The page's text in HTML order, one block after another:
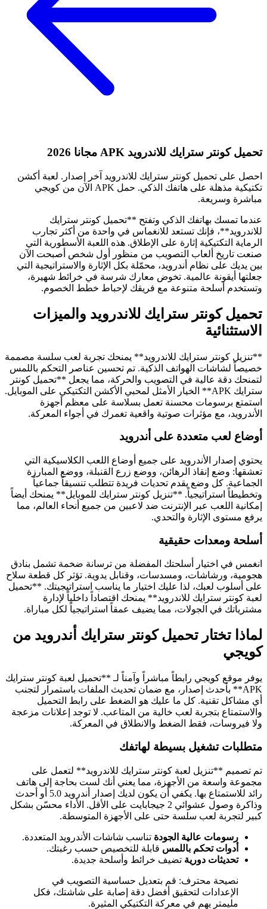
تحميل كونتر سترايك للاندرويد APK مجانا 2026
احصل على تحميل كونتر سترايك للاندرويد آخر إصدار. لعبة أكشن
تكتيكية مذهلة على هاتفك الذكي. حمل APK الآن من كويجي
مباشرة وسريعة.
عندما تمسك بهاتفك الذكي وتفتح **تحميل كونتر سترايك
للاندرويد**، فإنك تستعد للانغماس في واحدة من أكثر تجارب
الرماية التكتيكية إثارة على الإطلاق. هذه اللعبة الأسطورية التي
صنعت تاريخ ألعاب التصويب من منظور أول شخص أصبحت الآن
بين يديك على نظام أندرويد، محمّلة بكل الإثارة والاستراتيجية التي
جعلتها أيقونة عالمية. تخوض معارك شرسة في خرائط شهيرة،
وتستخدم أسلحة متنوعة مع فريقك لإحباط خطط الخصوم.
تحميل كونتر سترايك للاندرويد والميزات
الاستثنائية
**تنزيل كونتر سترايك للاندرويد** يمنحك تجربة لعب سلسة مصممة
خصيصاً لشاشات الهواتف الذكية. تم تحسين عناصر التحكم باللمس
لتمنحك دقة عالية في التصويب والحركة، مما يجعل **تحميل كونتر
سترايك APK** الخيار الأمثل لمحبي الأكشن التكتيكي على الموبايل.
استمتع برسومات محسنة تعمل بسلاسة على معظم أجهزة
الأندرويد، مع مؤثرات صوتية واقعية تغمرك في أجواء المعركة.
أوضاع لعب متعددة على أندرويد
يحتوي إصدار الأندرويد على جميع أوضاع اللعب الكلاسيكية التي
تعشقها: وضع إنقاذ الرهائن، ووضع زرع القنبلة، ووضع المبارزة
الجماعية. كل وضع يقدم تحديات فريدة تتطلب تنسيقاً جماعياً
وتخطيطاً استراتيجياً. **تنزيل كونتر سترايك للموبايل** يمنحك أيضاً
إمكانية اللعب عبر الإنترنت ضد لاعبين من جميع أنحاء العالم، مما
يرفع مستوى الإثارة والتحدي.
أسلحة ومعدات حقيقية
انغمس في اختيار أسلحتك المفضلة من ترسانة ضخمة تشمل بنادق
هجومية، ورشاشات، ومسدسات، وقنابل يدوية. تؤثر كل قطعة سلاح
على أسلوب لعبك، لذا عليك اختيار ما يناسب استراتيجيتك. **تحميل
لعبة كونتر سترايك للاندرويد** يمنحك اقتصاداً داخلياً لإدارة
مشترياتك في الجولات، مما يضيف عمقاً استراتيجياً لكل مباراة.
لماذا تختار تحميل كونتر سترايك أندرويد من
كويجي
يوفر موقع كويجي رابطاً مباشراً وآمناً لـ **تحميل لعبة كونتر سترايك
APK** بأحدث إصدار، مع ضمان تحديث الملفات باستمرار لتجنب
أي مشاكل تقنية. كل ما عليك هو الضغط على رابط التحميل
والاستمتاع بتجربة لعب خالية من المتاعب. لا توجد إعلانات مزعجة
ولا فيروسات، فقط الضغط والانطلاق في المعركة.
متطلبات تشغيل بسيطة لهاتفك
تم تصميم **تنزيل لعبة كونتر سترايك للاندرويد** لتعمل على
مجموعة واسعة من الأجهزة، مما يعني أنك لست بحاجة إلى هاتف
رائد للاستمتاع بها. يكفي أن يكون لديك إصدار أندرويد 5.0 أو أحدث
وذاكرة وصول عشوائي 2 جيجابايت على الأقل. الأداء محسّن بشكل
كبير لتجربة لعب سلسة حتى على الأجهزة المتوسطة.
رسومات عالية الجودة تناسب شاشات الأندرويد المتعددة.
أدوات تحكم باللمس قابلة للتخصيص حسب رغبتك.
تحديثات دورية تضيف خرائط وأسلحة جديدة.
نصيحة محترف: قم بتعديل حساسية التصويب في
الإعدادات لتحقيق أفضل دقة إصابة على شاشتك، فكل
مليمتر يهم في معركة التكتيكي المثيرة.